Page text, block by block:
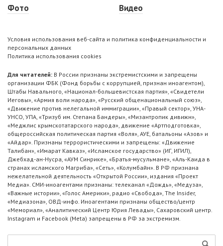
Фото
Видео
Условия использования веб-сайта и политика конфиденциальности и
персональных данных
Политика использования cookies
Для читателей: В России признаны экстремистскими и запрещены
организации ФБК (Фонд борьбы с коррупцией, признан иноагентом),
Штабы Навального, «Национал-большевистская партия», «Свидетели
Иеговы», «Армия воли народа», «Русский общенациональный союз»,
«Движение против нелегальной иммиграции», «Правый сектор», УНА-
УНСО, УПА, «Тризуб им. Степана Бандеры», «Мизантропик дивижн»,
«Меджлис крымскотатарского народа», движение «Артподготовка»,
общероссийская политическая партия «Воля», АУЕ, батальоны «Азов» и
«Айдар». Признаны террористическими и запрещены: «Движение
Талибан», «Имарат Кавказ», «Исламское государство» (ИГ, ИГИЛ),
Джебхад-ан-Нусра, «АУМ Синрике», «Братья-мусульмане», «Аль-Каида в
странах исламского Магриба», «Сеть», «Колумбайн». В РФ признана
нежелательной деятельность «Открытой России», издания «Проект
Медиа». СМИ-иноагентами признаны: телеканал «Дождь», «Медуза»,
«Важные истории», «Голос Америки», радио «Свобода», The Insider,
«Медиазона», ОВД-инфо. Иноагентами признаны общество/центр
«Мемориал», «Аналитический Центр Юрия Левады», Сахаровский центр.
Instagram и Facebook (Metа) запрещены в РФ за экстремизм.